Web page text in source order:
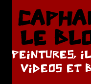
Aller
contenuLE
PEINTURES,
VIDEOS ET